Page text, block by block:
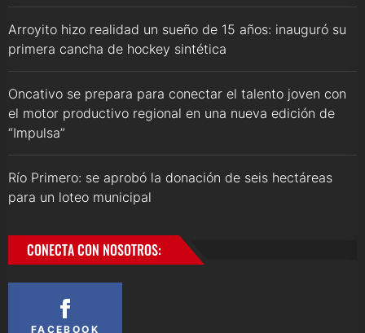
Arroyito hizo realidad un sueño de 15 años: inauguró su
primera cancha de hockey sintética
Oncativo se prepara para conectar el talento joven con
el motor productivo regional en una nueva edición de
“Impulsa”
Río Primero: se aprobó la donación de seis hectáreas
para un loteo municipal
CONECTA CON NOSOTROS:
FACEBOOK